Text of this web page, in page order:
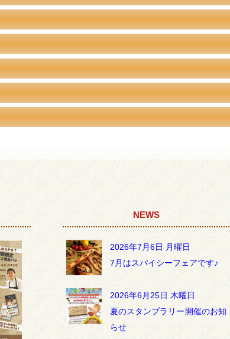
NEWS
2026年7月6日 月曜日
7月はスパイシーフェアです♪
2026年6月25日 木曜日
夏のスタンプラリー開催のお知
らせ